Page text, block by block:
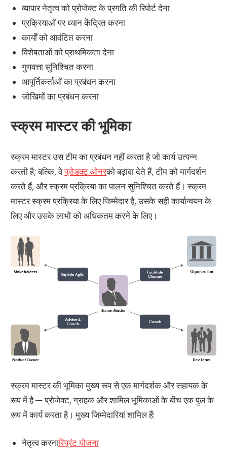
व्यापार नेतृत्व को प्रोजेक्ट के प्रगति की रिपोर्ट देना
प्रक्रियाओं पर ध्यान केंद्रित करना
कार्यों को आवंटित करना
विशेषताओं को प्राथमिकता देना
गुणवत्ता सुनिश्चित करना
आपूर्तिकर्ताओं का प्रबंधन करना
जोखिमों का प्रबंधन करना
स्क्रम मास्टर की भूमिका
स्क्रम मास्टर उस टीम का प्रबंधन नहीं करता है जो कार्य उत्पन्न
करती है; बल्कि, वेप्रोडक्ट ओनरको बढ़ावा देते हैं, टीम को मार्गदर्शन
करते हैं, और स्क्रम प्रक्रिया का पालन सुनिश्चित करते हैं। स्क्रम
मास्टर स्क्रम प्रक्रिया के लिए जिम्मेदार है, उसके सही कार्यान्वयन के
लिए और उसके लाभों को अधिकतम करने के लिए।
स्क्रम मास्टर की भूमिका मुख्य रूप से एक मार्गदर्शक और सहायक के
रूप में है — प्रोजेक्ट, ग्राहक और शामिल भूमिकाओं के बीच एक पुल के
रूप में कार्य करता है। मुख्य जिम्मेदारियां शामिल हैं:
नेतृत्व करनास्प्रिंट योजना